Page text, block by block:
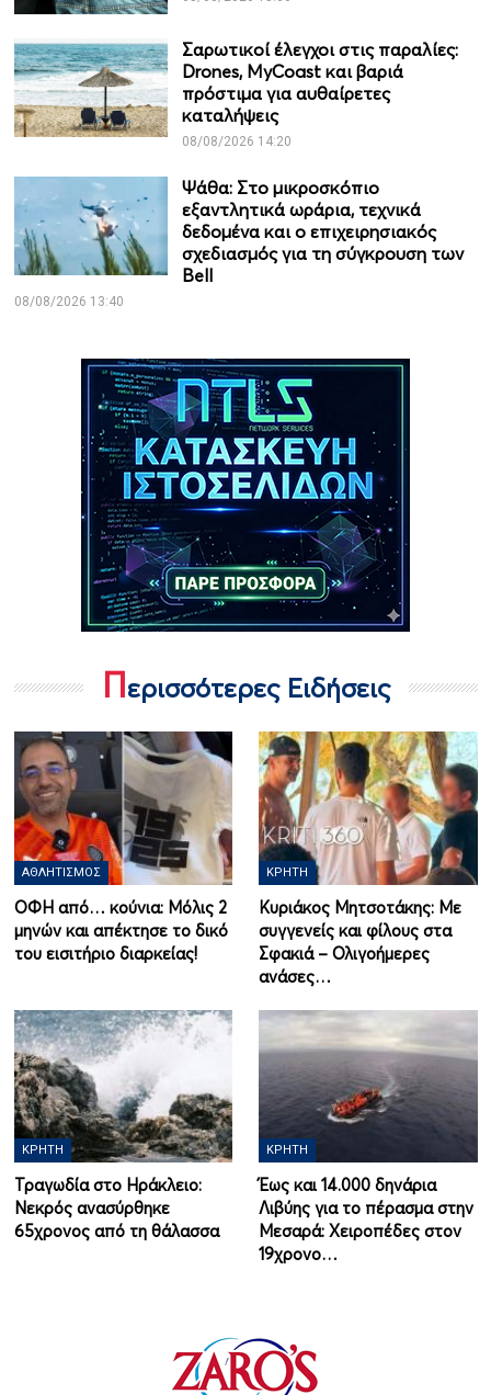
Σαρωτικοί έλεγχοι στις παραλίες:
Drones, MyCoast και βαριά
πρόστιμα για αυθαίρετες
καταλήψεις
08/08/2026 14:20
Ψάθα: Στο μικροσκόπιο
εξαντλητικά ωράρια, τεχνικά
δεδομένα και ο επιχειρησιακός
σχεδιασμός για τη σύγκρουση των
Bell
08/08/2026 13:40
Περισσότερες Ειδήσεις
ΑΘΛΗΤΙΣΜΌΣ
ΟΦΗ από… κούνια: Μόλις 2
μηνών και απέκτησε το δικό
του εισιτήριο διαρκείας!
ΚΡΉΤΗ
Κυριάκος Μητσοτάκης: Με
συγγενείς και φίλους στα
Σφακιά – Ολιγοήμερες
ανάσες…
ΚΡΉΤΗ
Τραγωδία στο Ηράκλειο:
Νεκρός ανασύρθηκε
65χρονος από τη θάλασσα
ΚΡΉΤΗ
Έως και 14.000 δηνάρια
Λιβύης για το πέρασμα στην
Μεσαρά: Χειροπέδες στον
19χρονο…